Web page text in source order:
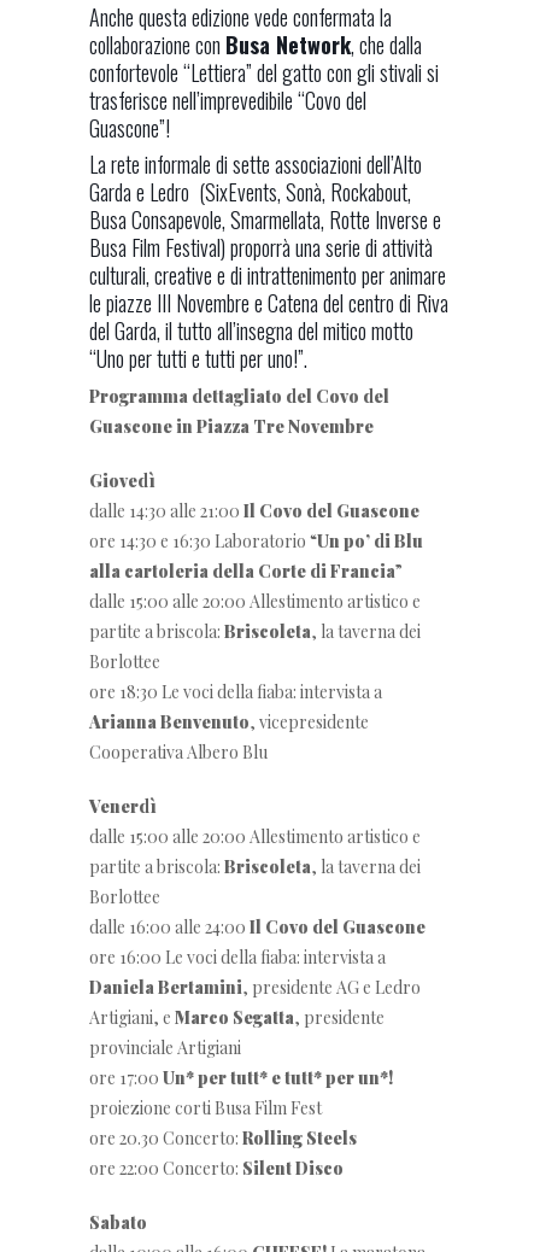
Anche questa edizione vede confermata la
collaborazione con Busa Network, che dalla
confortevole “Lettiera” del gatto con gli stivali si
trasferisce nell’imprevedibile “Covo del
Guascone”!
La rete informale di sette associazioni dell’Alto
Garda e Ledro (SixEvents, Sonà, Rockabout,
Busa Consapevole, Smarmellata, Rotte Inverse e
Busa Film Festival) proporrà una serie di attività
culturali, creative e di intrattenimento per animare
le piazze III Novembre e Catena del centro di Riva
del Garda, il tutto all’insegna del mitico motto
“Uno per tutti e tutti per uno!”.
Programma dettagliato del Covo del
Guascone in Piazza Tre Novembre
Giovedì
dalle 14:30 alle 21:00 Il Covo del Guascone
ore 14:30 e 16:30 Laboratorio “Un po’ di Blu
alla cartoleria della Corte di Francia”
dalle 15:00 alle 20:00 Allestimento artistico e
partite a briscola: Briscoleta, la taverna dei
Borlottee
ore 18:30 Le voci della fiaba: intervista a
Arianna Benvenuto, vicepresidente
Cooperativa Albero Blu
Venerdì
dalle 15:00 alle 20:00 Allestimento artistico e
partite a briscola: Briscoleta, la taverna dei
Borlottee
dalle 16:00 alle 24:00 Il Covo del Guascone
ore 16:00 Le voci della fiaba: intervista a
Daniela Bertamini, presidente AG e Ledro
Artigiani, e Marco Segatta, presidente
provinciale Artigiani
ore 17:00 Un* per tutt* e tutt* per un*!
proiezione corti Busa Film Fest
ore 20.30 Concerto: Rolling Steels
ore 22:00 Concerto: Silent Disco
Sabato